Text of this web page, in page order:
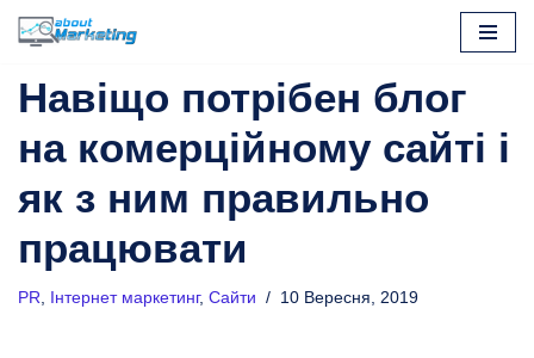
до
Навіщо потрібен блог
на комерційному сайті і
як з ним правильно
працювати
PR, Інтернет маркетинг, Сайти 10 Вересня, 2019